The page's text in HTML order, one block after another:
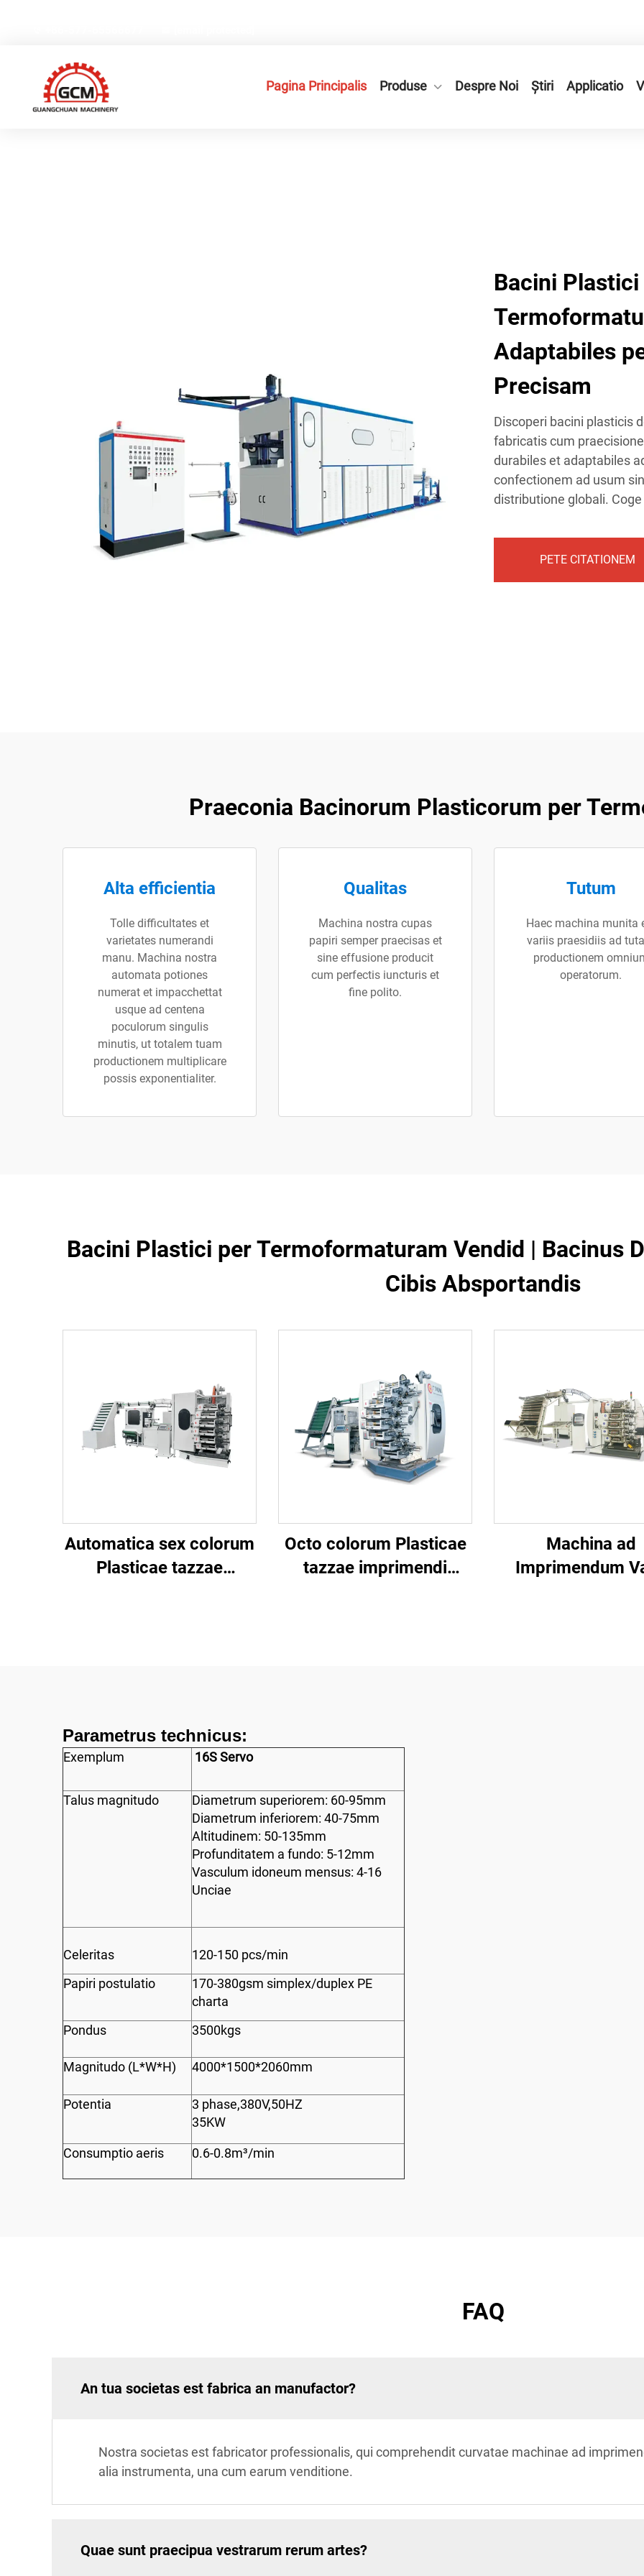
Pagina Principalis Produse Despre Noi Știri Applicatio
Bacini
Adaptabiles
Precisam
Discoperi bacini plasticis
fabricatis cum
durabiles et adaptabiles
confectionem ad usum
distributione globali.
PETE CITATIONEM
Praeconia Bacinorum Plasticorum per
Alta efficientia
Tolle difficultates et
varietates numerandi
manu. Machina nostra
automata potiones
numerat et impacchettat
usque ad centena
poculorum singulis
minutis, ut totalem tuam
productionem multiplicare
possis exponentialiter.
Qualitas
Machina nostra cupas
papiri semper praecisas et
sine effusione producit
cum perfectis iuncturis et
fine polito.
Tutum
Haec machina munita
variis praesidiis ad
productionem
operatorum.
Bacini Plastici per Termoformaturam Vendid | Bacinus
Cibis Absportandis
Automatica sex colorum
Plasticae tazzae
Octo colorum Plasticae
tazzae imprimendi
Machina ad
Imprimendum
Parametrus technicus:
Exemplum 16S Servo
Talus magnitudo
Diametrum superiorem: 60-95mm
Diametrum inferiorem: 40-75mm
Altitudinem: 50-135mm
Profunditatem a fundo: 5-12mm
Vasculum idoneum mensus: 4-16
Unciae
Celeritas
120-150 pcs/min
Papiri postulatio
170-380gsm simplex/duplex PE
charta
Pondus
3500kgs
Magnitudo (L*W*H) 4000*1500*2060mm
Potentia
3 phase,380V,50HZ
35KW
Consumptio aeris 0.6-0.8m³/min
FAQ
An tua societas est fabrica an manufactor?
Nostra societas est fabricator professionalis, qui comprehendit curvatae machinae ad
alia instrumenta, una cum earum venditione.
Quae sunt praecipua vestrarum rerum artes?